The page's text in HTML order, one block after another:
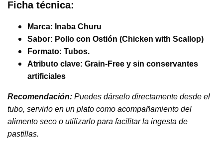
Ficha técnica:
Marca: Inaba Churu
Sabor: Pollo con Ostión (Chicken with Scallop)
Formato: Tubos.
Atributo clave: Grain-Free y sin conservantes
artificiales
Recomendación: Puedes dárselo directamente desde el
tubo, servirlo en un plato como acompañamiento del
alimento seco o utilizarlo para facilitar la ingesta de
pastillas.